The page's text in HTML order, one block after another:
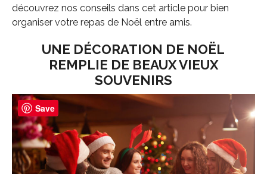
découvrez nos conseils dans cet article pour bien
organiser votre repas de Noël entre amis.
UNE DÉCORATION DE NOËL
REMPLIE DE BEAUX VIEUX
SOUVENIRS
Save